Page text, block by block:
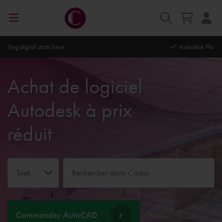
Autodesk Platinum Partner
Achat de logiciel
Autodesk à prix
réduit
Tout
Commander AutoCAD